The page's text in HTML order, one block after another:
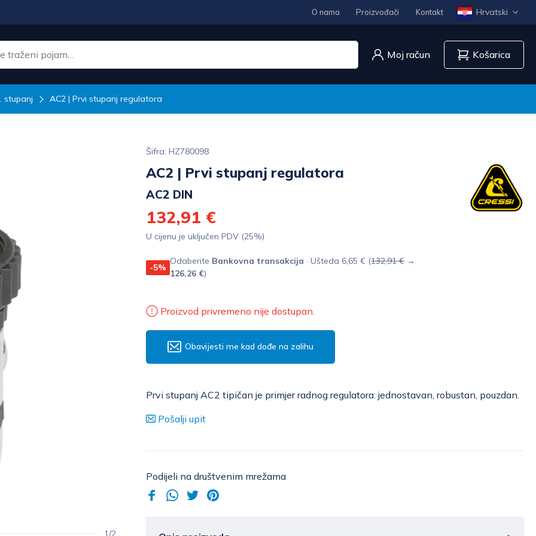
O nama Proizvođači Kontakt Hrvatski
Moj račun Košarica
stupanj AC2 | Prvi stupanj regulatora
Šifra: HZ780098
AC2 | Prvi stupanj regulatora
AC2 DIN
132,91 €
U cijenu je uključen PDV (25%)
-5%
Odaberite Bankovna transakcija · Ušteda 6,65 € (132,91 € →
126,26 €)
Proizvod privremeno nije dostupan.
Obavijesti me kad dođe na zalihu
Prvi stupanj AC2 tipičan je primjer radnog regulatora: jednostavan, robustan, pouzdan.
Pošalji upit
Podijeli na društvenim mrežama